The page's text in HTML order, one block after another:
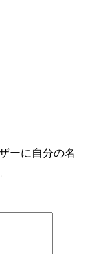
ーに自分の名